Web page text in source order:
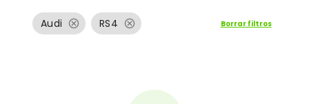
Audi cancel RS4 cancel Borrar filtros